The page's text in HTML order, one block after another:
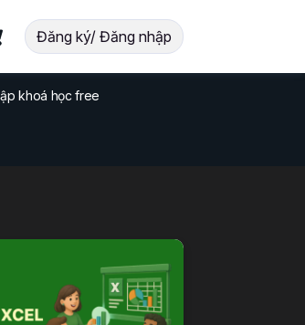
Đăng ký/ Đăng nhập
khoá học free